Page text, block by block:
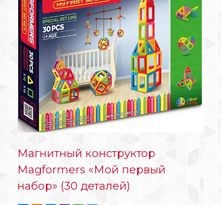
Магнитный конструктор
Magformers «Мой первый
набор» (30 деталей)